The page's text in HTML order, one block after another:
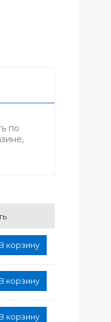
по
В корзину
В корзину
В корзину